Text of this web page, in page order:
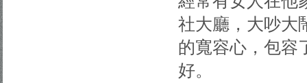
社大廳，大吵大
的寬容心，包容
好。